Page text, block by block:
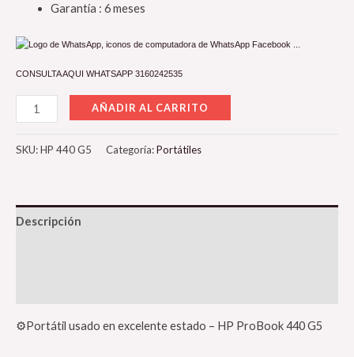
Garantía : 6 meses
CONSULTA AQUI WHATSAPP 3160242535
AÑADIR AL CARRITO
SKU:HP 440 G5 Categoría:Portátiles
Descripción
⚙️Portátil usado en excelente estado – HP ProBook 440 G5